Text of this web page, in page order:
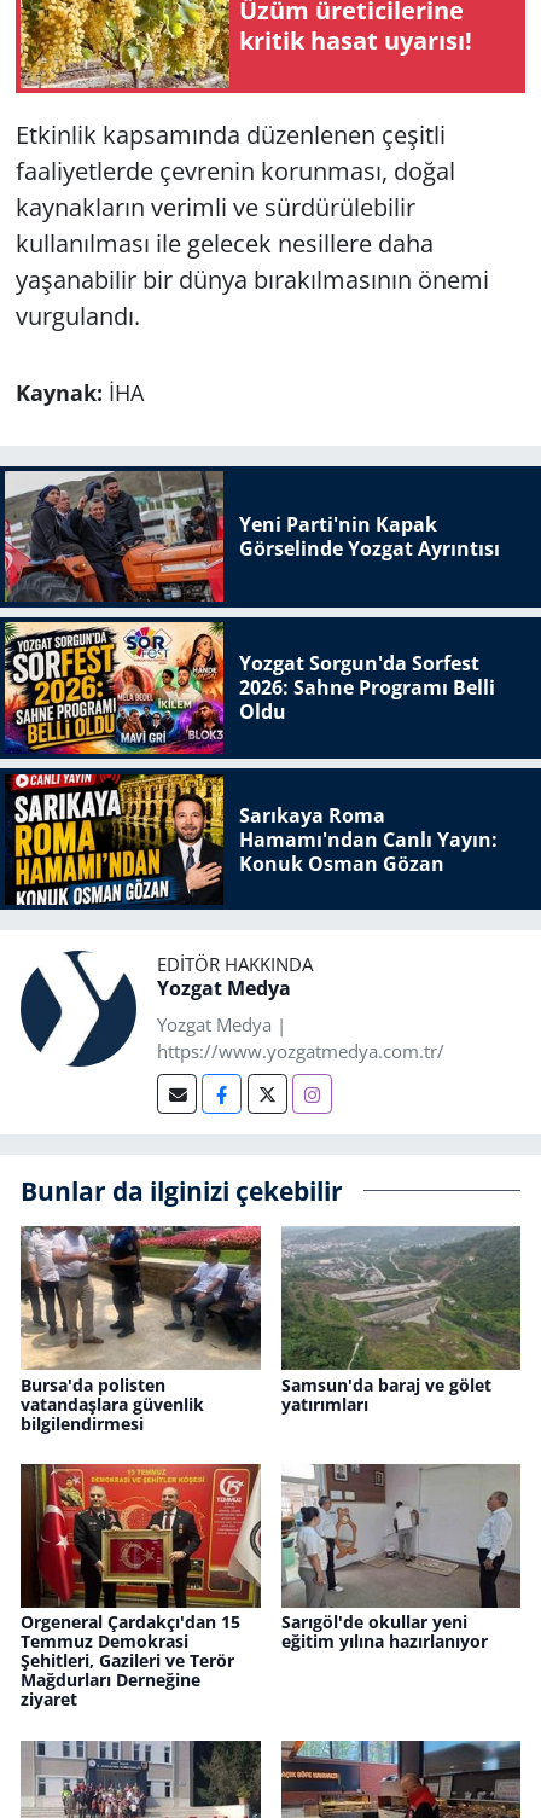
Üzüm üreticilerine
kritik hasat uyarısı!
Etkinlik kapsamında düzenlenen çeşitli
faaliyetlerde çevrenin korunması, doğal
kaynakların verimli ve sürdürülebilir
kullanılması ile gelecek nesillere daha
yaşanabilir bir dünya bırakılmasının önemi
vurgulandı.
Kaynak: İHA
Yeni Parti'nin Kapak
Görselinde Yozgat Ayrıntısı
Yozgat Sorgun'da Sorfest
2026: Sahne Programı Belli
Oldu
Sarıkaya Roma
Hamamı'ndan Canlı Yayın:
Konuk Osman Gözan
EDITÖR HAKKINDA
Yozgat Medya
Yozgat Medya |
https://www.yozgatmedya.com.tr/
Bunlar da ilginizi çekebilir
Bursa'da polisten
vatandaşlara güvenlik
bilgilendirmesi
Samsun'da baraj ve gölet
yatırımları
Orgeneral Çardakçı'dan 15
Temmuz Demokrasi
Şehitleri, Gazileri ve Terör
Mağdurları Derneğine
ziyaret
Sarıgöl'de okullar yeni
eğitim yılına hazırlanıyor